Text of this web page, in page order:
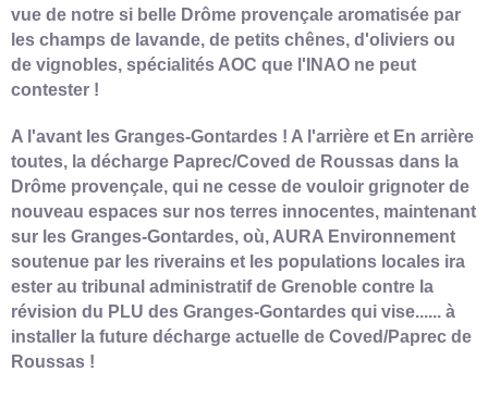
vue de notre si belle Drôme provençale aromatisée par
les champs de lavande, de petits chênes, d'oliviers ou
de vignobles, spécialités AOC que l'INAO ne peut
contester !
A l'avant les Granges-Gontardes ! A l'arrière et En arrière
toutes, la décharge Paprec/Coved de Roussas dans la
Drôme provençale, qui ne cesse de vouloir grignoter de
nouveau espaces sur nos terres innocentes, maintenant
sur les Granges-Gontardes, où, AURA Environnement
soutenue par les riverains et les populations locales ira
ester au tribunal administratif de Grenoble contre la
révision du PLU des Granges-Gontardes qui vise...... à
installer la future décharge actuelle de Coved/Paprec de
Roussas !